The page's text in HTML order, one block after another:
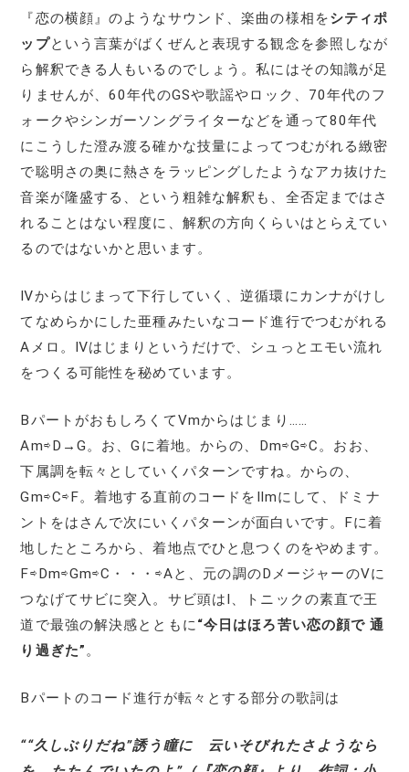
『恋の横顔』のようなサウンド、楽曲の様相をシティポ
ップという言葉がばくぜんと表現する観念を参照しなが
ら解釈できる人もいるのでしょう。私にはその知識が足
りませんが、60年代のGSや歌謡やロック、70年代のフ
ォークやシンガーソングライターなどを通って80年代
にこうした澄み渡る確かな技量によってつむがれる緻密
で聡明さの奥に熱さをラッピングしたようなアカ抜けた
音楽が隆盛する、という粗雑な解釈も、全否定まではさ
れることはない程度に、解釈の方向くらいはとらえてい
るのではないかと思います。
Ⅳからはじまって下行していく、逆循環にカンナがけし
てなめらかにした亜種みたいなコード進行でつむがれる
Aメロ。Ⅳはじまりというだけで、シュっとエモい流れ
をつくる可能性を秘めています。
BパートがおもしろくてⅤmからはじまり……
Am⇨D→G。お、Gに着地。からの、Dm⇨G⇨C。おお、
下属調を転々としていくパターンですね。からの、
Gm⇨C⇨F。着地する直前のコードをⅡmにして、ドミナ
ントをはさんで次にいくパターンが面白いです。Fに着
地したところから、着地点でひと息つくのをやめます。
F⇨Dm⇨Gm⇨C・・・⇨Aと、元の調のDメージャーのⅤに
つなげてサビに突入。サビ頭はⅠ、トニックの素直で王
道で最強の解決感とともに “今日はほろ苦い恋の顔で 通
り過ぎた” 。
Bパートのコード進行が転々とする部分の歌詞は
““久しぶりだね”誘う瞳に 云いそびれたさようなら